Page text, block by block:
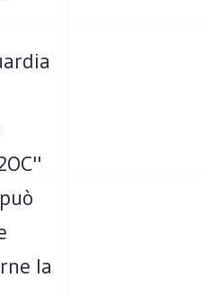
la